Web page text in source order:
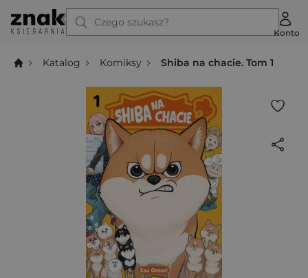
Czego szukasz?
Konto
Katalog Komiksy Shiba na chacie. Tom 1